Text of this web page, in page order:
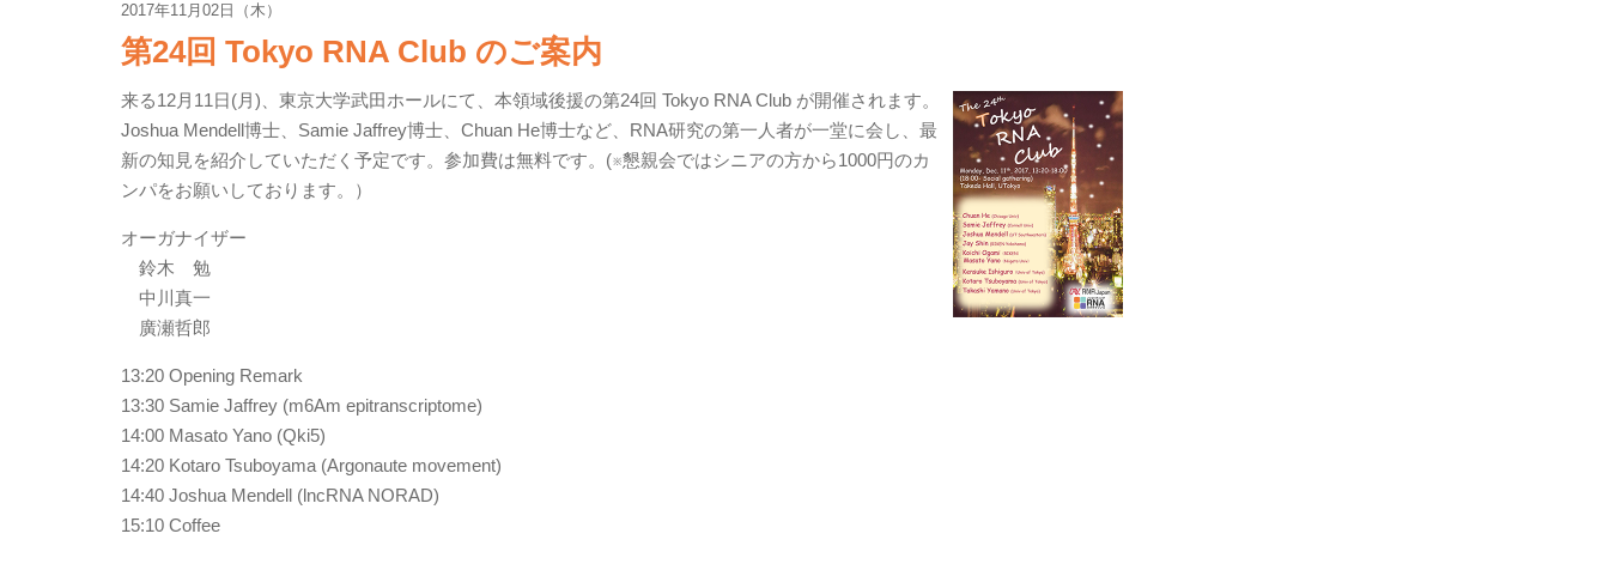
2017年11月02日（木）
第24回 Tokyo RNA Club のご案内
来る12月11日(月)、東京大学武田ホールにて、本領域後援の第24回 Tokyo RNA Club が開催されます。
Joshua Mendell博士、Samie Jaffrey博士、Chuan He博士など、RNA研究の第一人者が一堂に会し、最
新の知見を紹介していただく予定です。参加費は無料です。(※懇親会ではシニアの方から1000円のカ
ンパをお願いしております。）
オーガナイザー
鈴木 勉
中川真一
廣瀬哲郎
13:20 Opening Remark
13:30 Samie Jaffrey (m6Am epitranscriptome)
14:00 Masato Yano (Qki5)
14:20 Kotaro Tsuboyama (Argonaute movement)
14:40 Joshua Mendell (lncRNA NORAD)
15:10 Coffee